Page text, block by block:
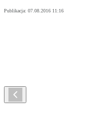
Publikacja: 07.08.2016 11:16